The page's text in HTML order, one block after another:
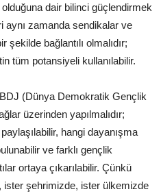
dair bilinci güçlendirmek
aynı zamanda sendikalar ve
bağlantılı olmalıdır;
tüm potansiyeli kullanılabilir.
(Dünya Demokratik Gençlik
üzerinden yapılmalıdır;
hangi dayanışma
ve farklı gençlik
ortaya çıkarılabilir. Çünkü
şehrimizde, ister ülkemizde